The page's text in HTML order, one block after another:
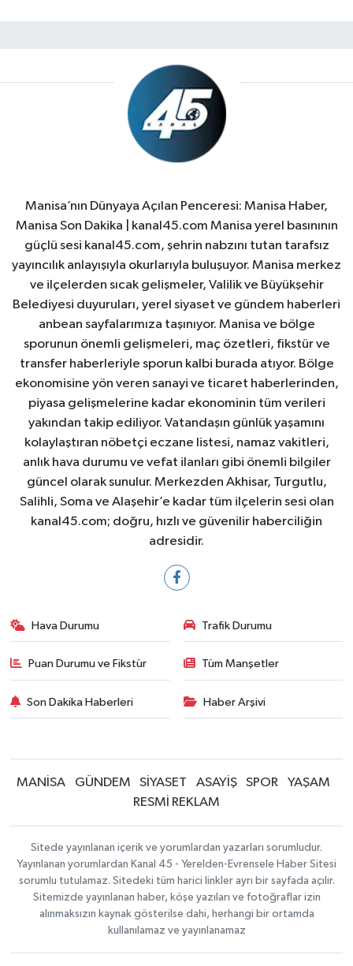
Manisa’nın Dünyaya Açılan Penceresi: Manisa Haber,
Manisa Son Dakika | kanal45.com Manisa yerel basınının
güçlü sesi kanal45.com, şehrin nabzını tutan tarafsız
yayıncılık anlayışıyla okurlarıyla buluşuyor. Manisa merkez
ve ilçelerden sıcak gelişmeler, Valilik ve Büyükşehir
Belediyesi duyuruları, yerel siyaset ve gündem haberleri
anbean sayfalarımıza taşınıyor. Manisa ve bölge
sporunun önemli gelişmeleri, maç özetleri, fikstür ve
transfer haberleriyle sporun kalbi burada atıyor. Bölge
ekonomisine yön veren sanayi ve ticaret haberlerinden,
piyasa gelişmelerine kadar ekonominin tüm verileri
yakından takip ediliyor. Vatandaşın günlük yaşamını
kolaylaştıran nöbetçi eczane listesi, namaz vakitleri,
anlık hava durumu ve vefat ilanları gibi önemli bilgiler
güncel olarak sunulur. Merkezden Akhisar, Turgutlu,
Salihli, Soma ve Alaşehir’e kadar tüm ilçelerin sesi olan
kanal45.com; doğru, hızlı ve güvenilir haberciliğin
adresidir.
Hava Durumu Trafik Durumu
Puan Durumu ve Fikstür Tüm Manşetler
Son Dakika Haberleri Haber Arşivi
MANİSA GÜNDEM SİYASET ASAYİŞ SPOR
YAŞAM
RESMİ REKLAM
Sitede yayınlanan içerik ve yorumlardan yazarları sorumludur.
Yayınlanan yorumlardan Kanal 45 - Yerelden-Evrensele Haber Sitesi
sorumlu tutulamaz. Sitedeki tüm harici linkler ayrı bir sayfada açılır.
Sitemizde yayınlanan haber, köşe yazıları ve fotoğraflar izin
alınmaksızın kaynak gösterilse dahi, herhangi bir ortamda
kullanılamaz ve yayınlanamaz